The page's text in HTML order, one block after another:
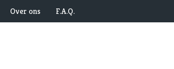
Over ons F.A.Q.